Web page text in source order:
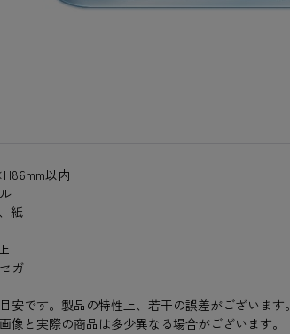
以内
紙
ガ
安です。製品の特性上、若干の誤差がございます。
像と実際の商品は多少異なる場合がございます。